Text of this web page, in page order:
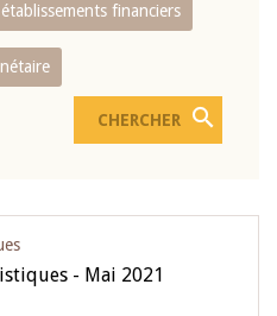
financiers
- Mai 2021